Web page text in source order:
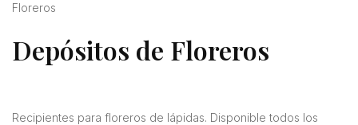
Floreros
Depósitos de Floreros
Recipientes para floreros de lápidas. Disponible todos los